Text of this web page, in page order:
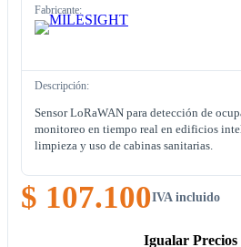
Fabricante:
Descripción:
Sensor LoRaWAN para detección de
monitoreo en tiempo real en edificios
limpieza y uso de cabinas sanitarias.
$ 107.100IVA incluido
Igualar Precios